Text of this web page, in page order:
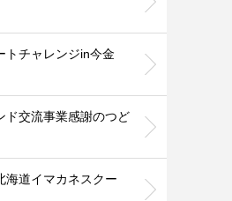
トチャレンジin今金
ド交流事業感謝のつど
海道イマカネスクー